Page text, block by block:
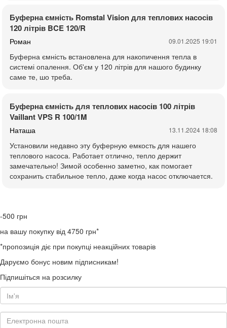
Буферна ємність Romstal Vision для теплових насосів
120 літрів BCE 120/R
Роман 09.01.2025 19:01
Буферна ємність встановлена для накопичення тепла в
системі опалення. Об'єм у 120 літрів для нашого будинку
саме те, шо треба.
Буферна ємність для теплових насосів 100 літрів
Vaillant VPS R 100/1M
Наташа 13.11.2024 18:08
Установили недавно эту буферную емкость для нашего
теплового насоса. Работает отлично, тепло держит
замечательно! Зимой особенно заметно, как помогает
сохранить стабильное тепло, даже когда насос отключается.
-500 грн
на вашу покупку від 4750 грн*
*пропозиція діє при покупці неакційних товарів
Даруємо бонус новим підписникам!
Підпишіться на розсилку